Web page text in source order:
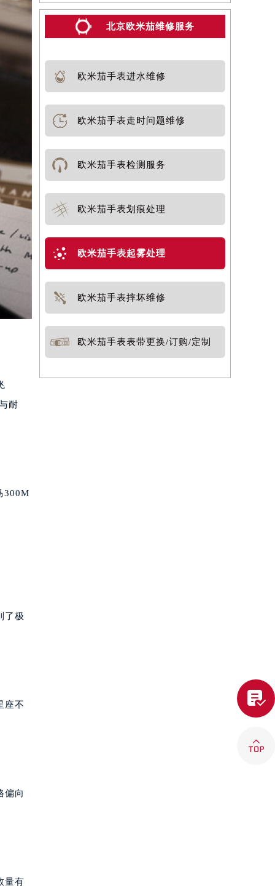
耐
300M
了极
座不
偏向
量有
北京欧米茄维修服务
欧米茄手表进水维修
欧米茄手表走时问题维修
欧米茄手表检测服务
欧米茄手表划痕处理
欧米茄手表起雾处理
欧米茄手表摔坏维修
欧米茄手表表带更换/订购/定制

